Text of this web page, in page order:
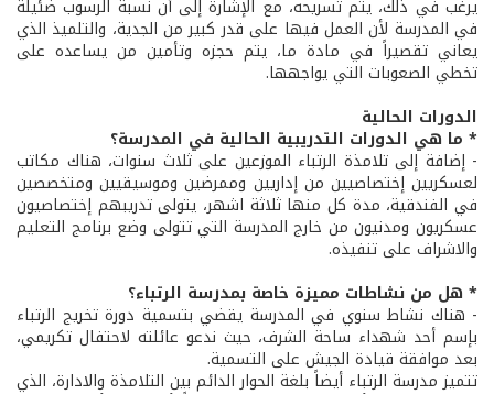
يرغب في ذلك، يتم تسريحه، مع الإشارة إلى أن نسبة الرسوب ضئيلة
في المدرسة لأن العمل فيها على قدر كبير من الجدية، والتلميذ الذي
يعاني تقصيراً في مادة ما، يتم حجزه وتأمين من يساعده على
تخطي الصعوبات التي يواجهها.
الدورات الحالية
* ما هي الدورات التدريبية الحالية في المدرسة؟
- إضافة إلى تلامذة الرتباء الموزعين على ثلاث سنوات، هناك مكاتب
لعسكريين إختصاصيين من إداريين وممرضين وموسيقيين ومتخصصين
في الفندقية، مدة كل منها ثلاثة اشهر، يتولى تدريبهم إختصاصيون
عسكريون ومدنيون من خارج المدرسة التي تتولى وضع برنامج التعليم
والاشراف على تنفيذه.
* هل من نشاطات مميزة خاصة بمدرسة الرتباء؟
- هناك نشاط سنوي في المدرسة يقضي بتسمية دورة تخريج الرتباء
بإسم أحد شهداء ساحة الشرف، حيث ندعو عائلته لاحتفال تكريمي،
بعد موافقة قيادة الجيش على التسمية.
تتميز مدرسة الرتباء أيضاً بلغة الحوار الدائم بين التلامذة والادارة، الذي